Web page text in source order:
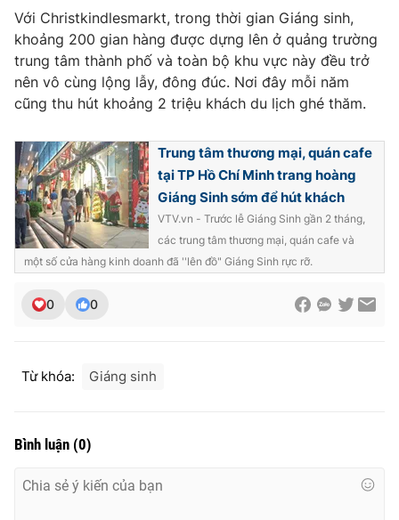
Với Christkindlesmarkt, trong thời gian Giáng sinh,
khoảng 200 gian hàng được dựng lên ở quảng trường
trung tâm thành phố và toàn bộ khu vực này đều trở
nên vô cùng lộng lẫy, đông đúc. Nơi đây mỗi năm
cũng thu hút khoảng 2 triệu khách du lịch ghé thăm.
Trung tâm thương mại, quán cafe
tại TP Hồ Chí Minh trang hoàng
Giáng Sinh sớm để hút khách
VTV.vn - Trước lễ Giáng Sinh gần 2 tháng,
các trung tâm thương mại, quán cafe và
một số cửa hàng kinh doanh đã ''lên đồ" Giáng Sinh rực rỡ.
0 0
Từ khóa: Giáng sinh
Bình luận (0)